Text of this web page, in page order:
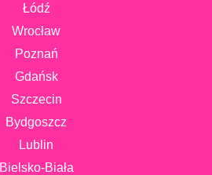
Łódź
Wrocław
Poznań
Gdańsk
Szczecin
Bydgoszcz
Lublin
Bielsko-Biała